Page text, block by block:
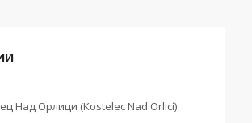
Над Орлици (Kostelec Nad Orlicí)